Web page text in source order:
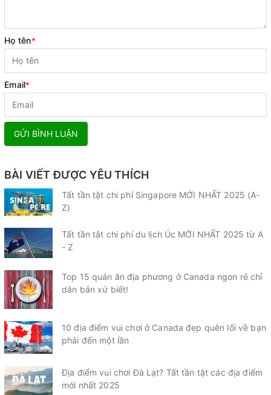
Họ tên*
Email*
GỬI BÌNH LUẬN
BÀI VIẾT ĐƯỢC YÊU THÍCH
Tất tần tật chi phí Singapore MỚI NHẤT 2025 (A-
Z)
Tất tần tật chi phí du lịch Úc MỚI NHẤT 2025 từ A
- Z
Top 15 quán ăn địa phương ở Canada ngon rẻ chỉ
dân bản xứ biết!
10 địa điểm vui chơi ở Canada đẹp quên lối về bạn
phải đến một lần
Địa điểm vui chơi Đà Lạt? Tất tần tật các địa điểm
mới nhất 2025